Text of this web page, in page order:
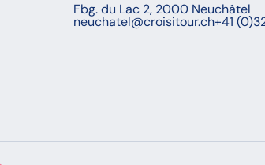
Fbg. du Lac 2, 2000 Neuchâtel
neuchatel@croisitour.ch+41